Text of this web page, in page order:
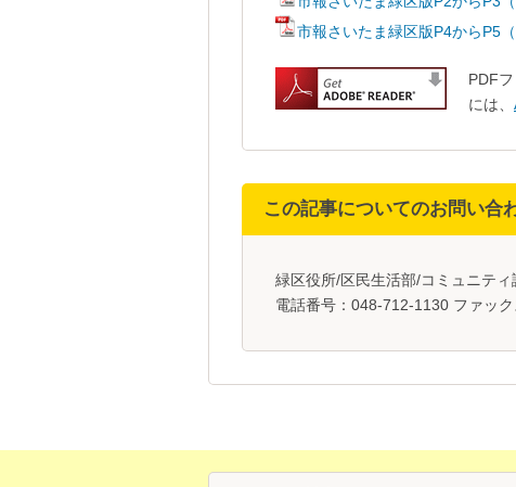
市報さいたま緑区版P4からP5
PDF
には、
この記事についてのお問い合
緑区役所/区民生活部/コミュニテ
電話番号：048-712-1130 ファッ